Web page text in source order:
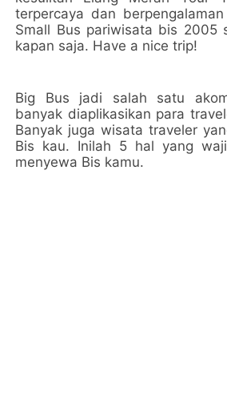
terpercaya dan
Small Bus pariwisata bis 2005
kapan saja. Have a nice trip!
Big Bus jadi salah satu
banyak diaplikasikan para
Banyak juga wisata traveler
Bis kau. Inilah 5 hal yang
menyewa Bis kamu.